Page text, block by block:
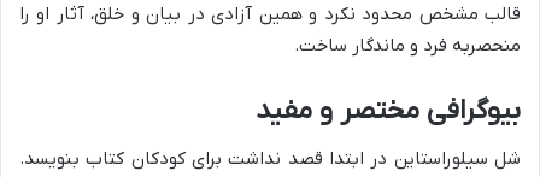
قالب مشخص محدود نکرد و همین آزادی در بیان و خلق، آثار او را
منحصربه فرد و ماندگار ساخت.
بیوگرافی مختصر و مفید
شل سیلوراستاین در ابتدا قصد نداشت برای کودکان کتاب بنویسد.